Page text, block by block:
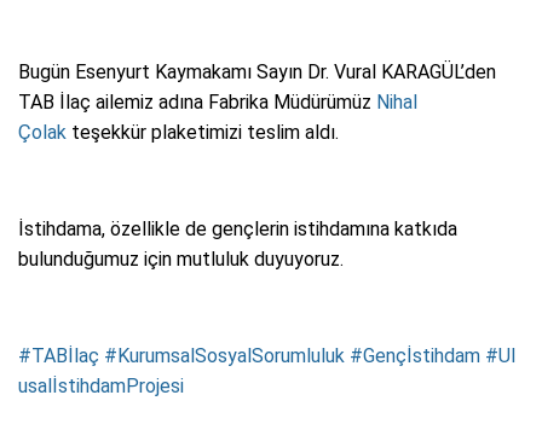
Bugün Esenyurt Kaymakamı Sayın Dr. Vural KARAGÜL’den
TAB İlaç ailemiz adına Fabrika Müdürümüz Nihal
Çolak teşekkür plaketimizi teslim aldı.
İstihdama, özellikle de gençlerin istihdamına katkıda
bulunduğumuz için mutluluk duyuyoruz.
#TABİlaç #KurumsalSosyalSorumluluk #Gençİstihdam #Ul
usalİstihdamProjesi